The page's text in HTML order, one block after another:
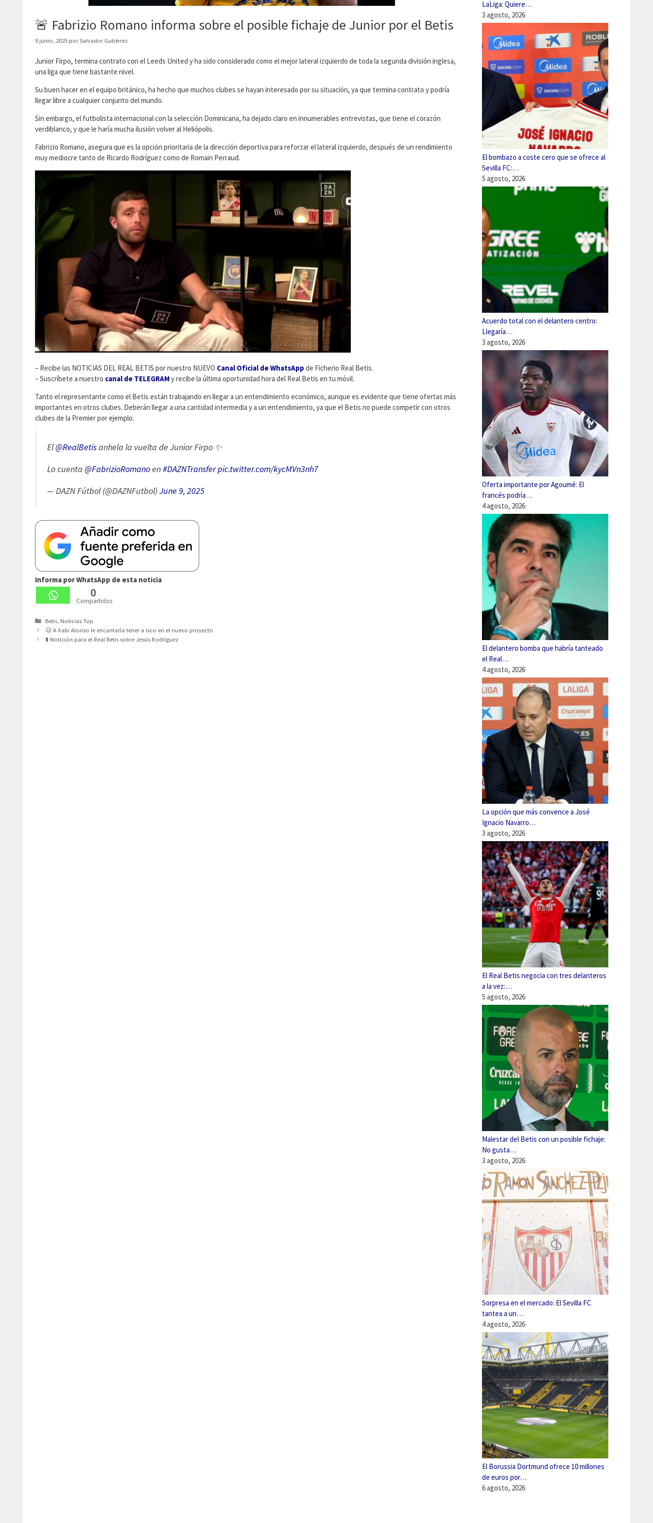
🚨 Fabrizio Romano informa sobre el posible fichaje de Junior por el Betis
9 junio, 2025 porSalvador Gutiérrez
Junior Firpo, termina contrato con el Leeds United y ha sido considerado como el mejor lateral izquierdo de toda la segunda división inglesa,
una liga que tiene bastante nivel.
Su buen hacer en el equipo británico, ha hecho que muchos clubes se hayan interesado por su situación, ya que termina contrato y podría
llegar libre a cualquier conjunto del mundo.
Sin embargo, el futbolista internacional con la selección Dominicana, ha dejado claro en innumerables entrevistas, que tiene el corazón
verdiblanco, y que le haría mucha ilusión volver al Heliópolis.
Fabrizio Romano, asegura que es la opción prioritaria de la dirección deportiva para reforzar el lateral izquierdo, después de un rendimiento
muy mediocre tanto de Ricardo Rodríguez como de Romain Perraud.
– Recibe las NOTICIAS DEL REAL BETIS por nuestro NUEVO Canal Oficial de WhatsApp de Ficherio Real Betis.
– Suscríbete a nuestro canal de TELEGRAMy recibe la última oportunidad hora del Real Betis en tu móvil.
Tanto el representante como el Betis están trabajando en llegar a un entendimiento económico, aunque es evidente que tiene ofertas más
importantes en otros clubes. Deberán llegar a una cantidad intermedia y a un entendimiento, ya que el Betis no puede competir con otros
clubes de la Premier por ejemplo.
El@RealBetisanhela la vuelta de Junior Firpo ✨
Lo cuenta @FabrizioRomanoen#DAZNTransferpic.twitter.com/kycMVn3nh7
— DAZN Fútbol (@DAZNFutbol)June 9, 2025
Informa por WhatsApp de esta noticia
0
Compartidos
Categorías
Betis, Noticias Top
🫢 A Xabi Alonso le encantaría tener a Isco en el nuevo proyecto
⬆️ Notición para el Real Betis sobre Jesús Rodríguez
LaLiga: Quiere…
3 agosto, 2026
El bombazo a coste cero que se ofrece al
Sevilla FC:…
5 agosto, 2026
Acuerdo total con el delantero centro:
Llegaría…
3 agosto, 2026
Oferta importante por Agoumé: El
francés podría…
4 agosto, 2026
El delantero bomba que habría tanteado
el Real…
4 agosto, 2026
La opción que más convence a José
Ignacio Navarro…
3 agosto, 2026
El Real Betis negocia con tres delanteros
a la vez:…
5 agosto, 2026
Malestar del Betis con un posible fichaje:
No gusta…
3 agosto, 2026
Sorpresa en el mercado: El Sevilla FC
tantea a un…
4 agosto, 2026
El Borussia Dortmund ofrece 10 millones
de euros por…
6 agosto, 2026